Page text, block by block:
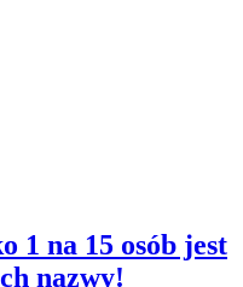
1 na 15 osób jest
nazwy!